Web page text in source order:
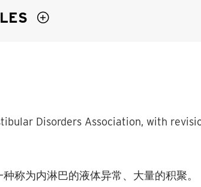
Disorders Association, with
称为内淋巴的液体异常、大量的积聚。